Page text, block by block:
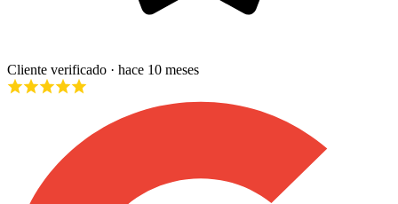
Cliente verificado · hace 10 meses